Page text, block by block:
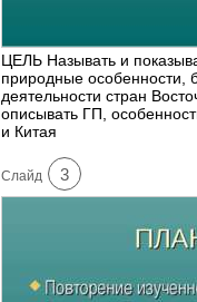
ЦЕЛЬ Называть и
природные особенности,
деятельности стран
описывать ГП,
и Китая
Cлайд 3